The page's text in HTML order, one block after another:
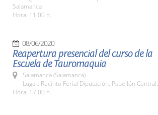
Salamanca
Hora: 11:00 h.
08/06/2020
Reapertura presencial del curso de la
Escuela de Tauromaquia
Salamanca (Salamanca)
Lugar: Recinto Ferial Diputación. Pabellón Central.
Hora: 17:00 h.